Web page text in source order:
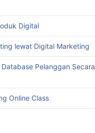
Digital
lewat Digital Marketing
Pelanggan Secara
Online Class